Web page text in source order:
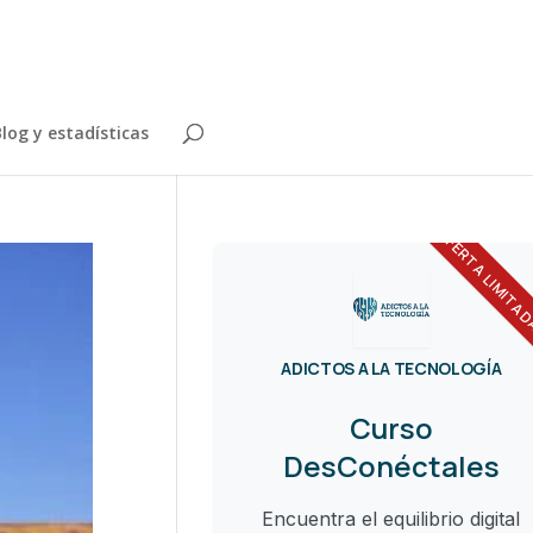
y estadísticas
OFERTA
ADICTOS A LA TECNOLOGÍA
Curso
DesConéctales
Encuentra el equilibrio digital